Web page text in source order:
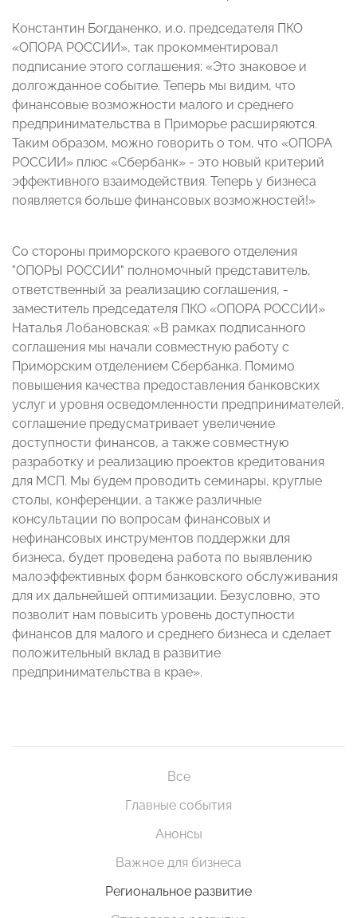
Константин Богданенко, и.о. председателя ПКО
«ОПОРА РОССИИ», так прокомментировал
подписание этого соглашения: «Это знаковое и
долгожданное событие. Теперь мы видим, что
финансовые возможности малого и среднего
предпринимательства в Приморье расширяются.
Таким образом, можно говорить о том, что «ОПОРА
РОССИИ» плюс «Сбербанк» - это новый критерий
эффективного взаимодействия. Теперь у бизнеса
появляется больше финансовых возможностей!»
Со стороны приморского краевого отделения
"ОПОРЫ РОССИИ" полномочный представитель,
ответственный за реализацию соглашения, -
заместитель председателя ПКО «ОПОРА РОССИИ»
Наталья Лобановская: «В рамках подписанного
соглашения мы начали совместную работу с
Приморским отделением Сбербанка. Помимо
повышения качества предоставления банковских
услуг и уровня осведомленности предпринимателей,
соглашение предусматривает увеличение
доступности финансов, а также совместную
разработку и реализацию проектов кредитования
для МСП. Мы будем проводить семинары, круглые
столы, конференции, а также различные
консультации по вопросам финансовых и
нефинансовых инструментов поддержки для
бизнеса, будет проведена работа по выявлению
малоэффективных форм банковского обслуживания
для их дальнейшей оптимизации. Безусловно, это
позволит нам повысить уровень доступности
финансов для малого и среднего бизнеса и сделает
положительный вклад в развитие
предпринимательства в крае».
Все
Главные события
Анонсы
Важное для бизнеса
Региональное развитие